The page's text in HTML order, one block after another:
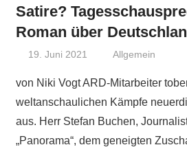
Satire?
Roman über
19. Juni 2021 Niki Vogt
Allgemein
von Niki Vogt ARD-Mitarbeiter
weltanschaulichen Kämpfe
aus. Herr Stefan Buchen,
„Panorama“, dem geneigten